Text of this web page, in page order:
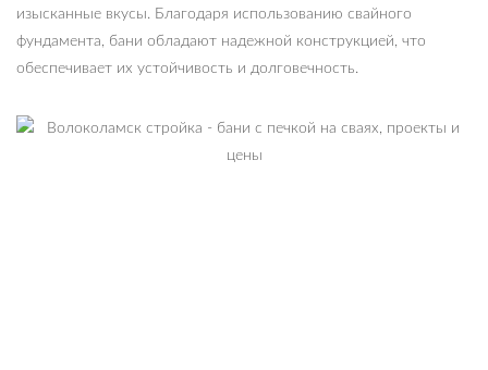
изысканные вкусы. Благодаря использованию свайного
фундамента, бани обладают надежной конструкцией, что
обеспечивает их устойчивость и долговечность.